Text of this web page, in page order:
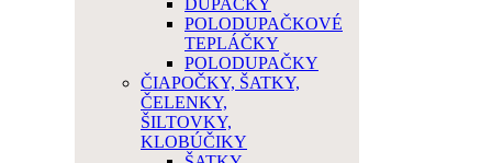
DUPAČKY
POLODUPAČKOVÉ
TEPLÁČKY
POLODUPAČKY
ČIAPOČKY, ŠATKY,
ČELENKY,
ŠILTOVKY,
KLOBÚČIKY